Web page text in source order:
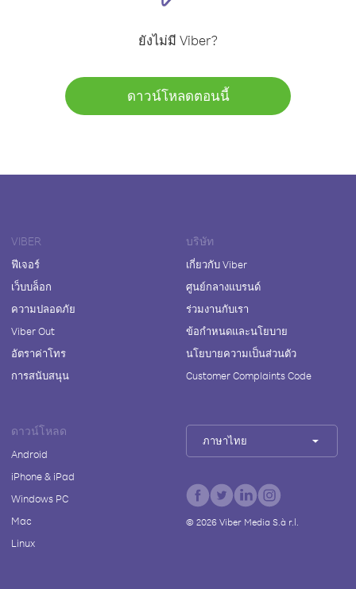
ยังไม่มี Viber?
ดาวน์โหลดตอนนี้
VIBER
ฟีเจอร์
เว็บบล็อก
ความปลอดภัย
Viber Out
อัตราค่าโทร
การสนับสนุน
บริษัท
เกี่ยวกับ Viber
ศูนย์กลางแบรนด์
ร่วมงานกับเรา
ข้อกำหนดและนโยบาย
นโยบายความเป็นส่วนตัว
Customer Complaints Code
ดาวน์โหลด
Android
iPhone & iPad
Windows PC
Mac
Linux
ภาษาไทย
© 2026Viber Media S.à r.l.